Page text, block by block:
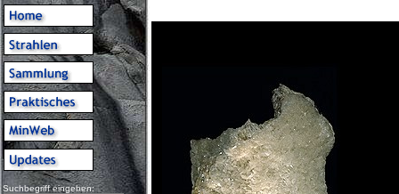
Suchbegriff eingeben: